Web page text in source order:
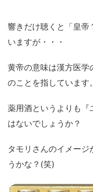
響きだけ聴くと「皇帝
いますが・・・
黄帝の意味は漢方医学
のことを指しています。
薬用酒というよりも『
はないでしょうか？
タモリさんのイメージ
うかな？(笑)